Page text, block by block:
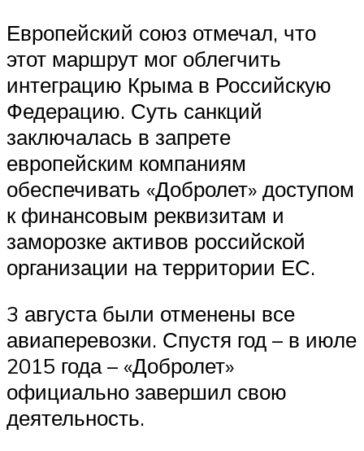
Европейский союз отмечал, что
этот маршрут мог облегчить
интеграцию Крыма в Российскую
Федерацию. Суть санкций
заключалась в запрете
европейским компаниям
обеспечивать «Добролет» доступом
к финансовым реквизитам и
заморозке активов российской
организации на территории ЕС.
3 августа были отменены все
авиаперевозки. Спустя год – в июле
2015 года – «Добролет»
официально завершил свою
деятельность.